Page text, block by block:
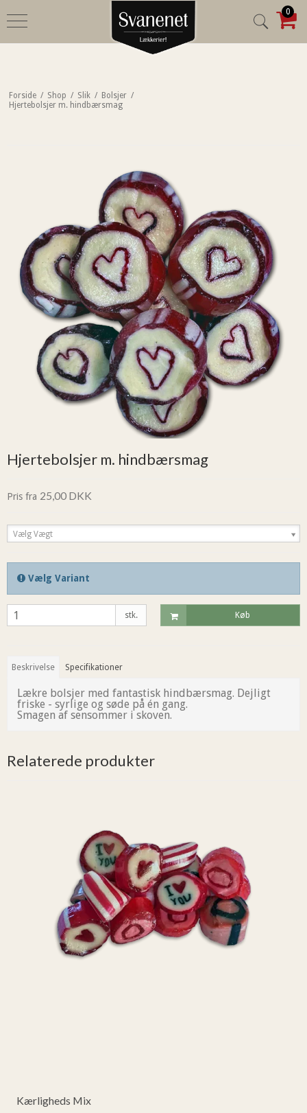
0
Forside / Shop / Slik / Bolsjer /
Hjertebolsjer m. hindbærsmag
Hjertebolsjer m. hindbærsmag
Pris fra 25,00 DKK
Vælg Vægt
Vælg Variant
stk. Køb
Beskrivelse Specifikationer
Lækre bolsjer med fantastisk hindbærsmag. Dejligt
friske - syrlige og søde på én gang.
Smagen af sensommer i skoven.
Relaterede produkter
Kærligheds Mix